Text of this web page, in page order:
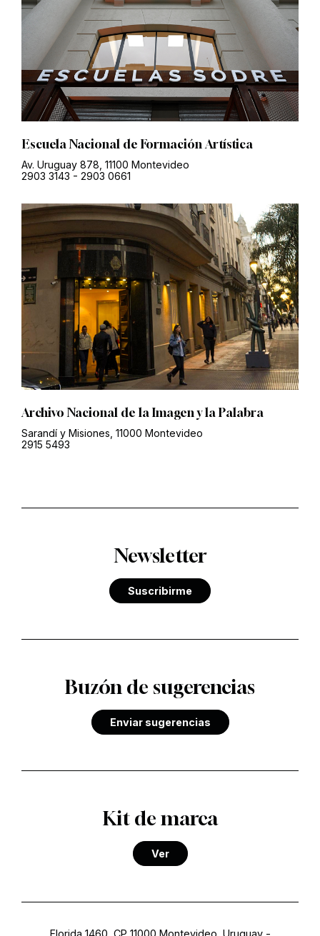
Escuela Nacional de Formación Artística
Av. Uruguay 878, 11100 Montevideo
2903 3143 - 2903 0661
Archivo Nacional de la Imagen y la Palabra
Sarandí y Misiones, 11000 Montevideo
2915 5493
Newsletter
Suscribirme
Buzón de sugerencias
Enviar sugerencias
Kit de marca
Ver
Florida 1460, CP 11000 Montevideo, Uruguay-